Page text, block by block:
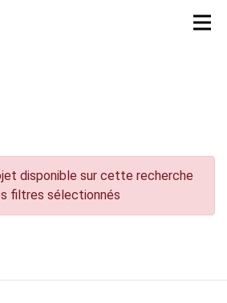
disponible sur cette recherche
filtres sélectionnés